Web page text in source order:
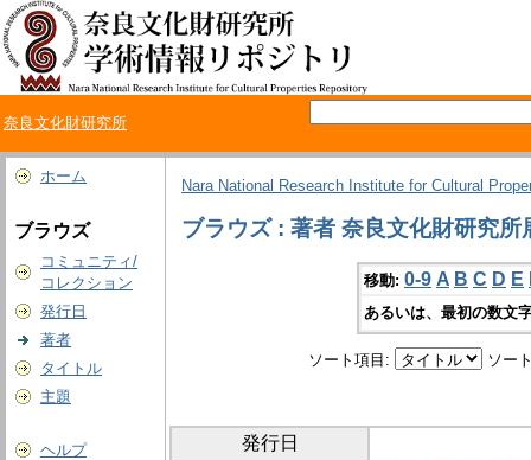
奈良文化財研究所
ホーム
ブラウズ
コミュニティ/
コレクション
発行日
著者
タイトル
主題
ヘルプ
Nara National Research Institute for Cultural
ブラウズ : 著者 奈良文化財研究所
移動: 0-9 A B C D E
あるいは、最初の数文
ソート項目: ソー
発行日